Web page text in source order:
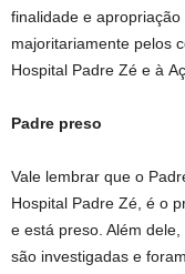
finalidade e
majoritariamente pelos
Hospital Padre Zé e à
Padre preso
Vale lembrar que o
Hospital Padre Zé, é o
e está preso. Além
são investigadas e